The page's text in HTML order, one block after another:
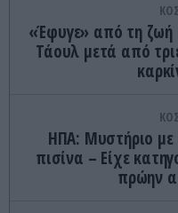
«Έφυγε» από τη ζωή
Τάουλ μετά από
ΗΠΑ: Mυστήριο
πισίνα – Είχε
πρώην